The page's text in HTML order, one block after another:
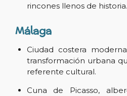
rincones llenos de historia.
Málaga
Ciudad costera
transformación urbana
referente cultural.
Cuna de Picasso,